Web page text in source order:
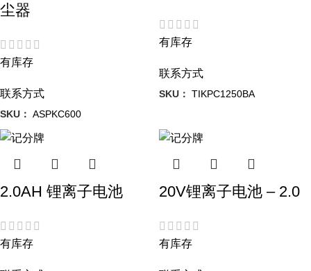
尘器
有库存
联系方式
SKU： ASPKC600
有库存
联系方式
SKU： TIKPC1250BA
2.0AH 锂离子电池
有库存
20V锂离子电池 – 2.0
有库存